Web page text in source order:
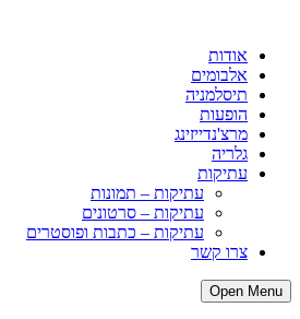
אודות
אלבומים
תיסלמניה
הופעות
מרצ'נדייזינג
גלריה
עתיקות
עתיקות – תמונות
עתיקות – סרטונים
עתיקות – כתבות ופוסטרים
צרו קשר
Open Menu